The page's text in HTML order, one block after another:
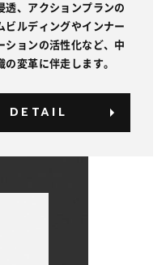
透、アクションプランの
ビルディングやインナー
ションの活性化など、中
の変革に伴走します。
DETAIL